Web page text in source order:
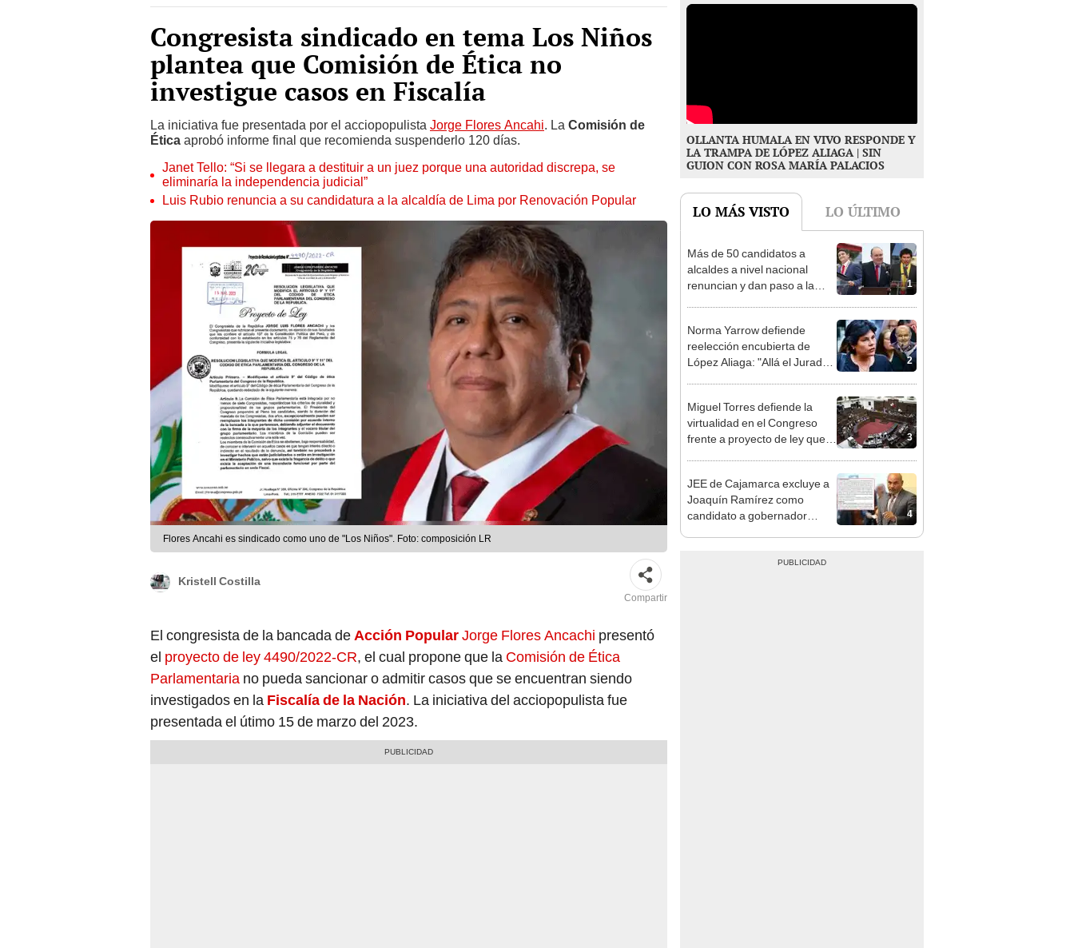
Congresista sindicado en tema Los Niños
plantea que Comisión de Ética no
investigue casos en Fiscalía
Éticaaprobó informe final que recomienda suspenderlo 120 días.
eliminaría la independencia judicial”
Luis Rubio renuncia a su candidatura a la alcaldía de Lima por Renovación Popular
Flores Ancahi es sindicado como uno de "Los Niños". Foto: composición LR
Compartir
elproyecto de ley 4490/2022-CR , el cual propone que la Comisión de Ética
Parlamentaria no pueda sancionar o admitir casos que se encuentran siendo
investigados en laFiscalía de la Nación. La iniciativa del acciopopulista fue
presentada el útimo 15 de marzo del 2023.
OLLANTA HUMALA EN VIVO RESPONDE Y
LA TRAMPA DE LÓPEZ ALIAGA | SIN
GUION CON ROSA MARÍA PALACIOS
LO MÁS VISTO LO ÚLTIMO
1
alcaldes a nivel nacional
renuncian y dan paso a la
reelección encubierta
2
reelección encubierta de
López Aliaga: "Allá el Jurado
que se deja sacar la vuelta"
3
virtualidad en el Congreso
frente a proyecto de ley que
plantea la presencialidad
4
Joaquín Ramírez como
candidato a gobernador
regional por ocultar sentencia